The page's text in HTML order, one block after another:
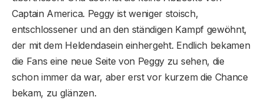
Captain America. Peggy ist weniger stoisch,
entschlossener und an den ständigen Kampf gewöhnt,
der mit dem Heldendasein einhergeht. Endlich bekamen
die Fans eine neue Seite von Peggy zu sehen, die
schon immer da war, aber erst vor kurzem die Chance
bekam, zu glänzen.